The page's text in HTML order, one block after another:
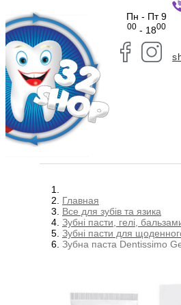
Пн - Пт 9
00- 1800
Главная
Все для зубів та язика
Зубні пасти, гелі,
Зубні пасти для
Зубна паста Dentissimo